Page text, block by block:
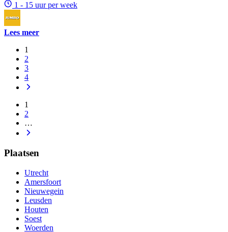
1 - 15 uur per week
Lees meer
1
2
3
4
1
2
…
Plaatsen
Utrecht
Amersfoort
Nieuwegein
Leusden
Houten
Soest
Woerden